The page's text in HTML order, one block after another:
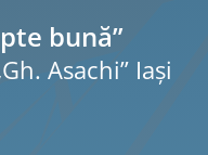
bună”
Asachi” Iaşi